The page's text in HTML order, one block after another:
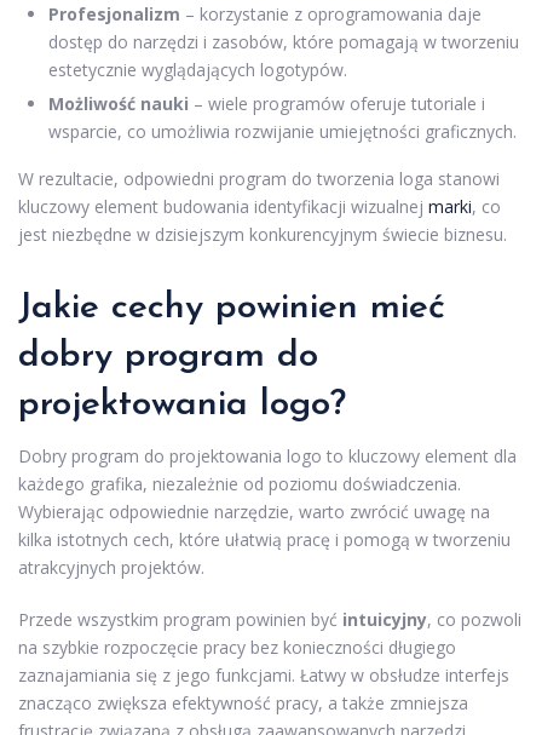
Profesjonalizm – korzystanie z oprogramowania daje
dostęp do narzędzi i zasobów, które pomagają w tworzeniu
estetycznie wyglądających logotypów.
Możliwość nauki – wiele programów oferuje tutoriale i
wsparcie, co umożliwia rozwijanie umiejętności graficznych.
W rezultacie, odpowiedni program do tworzenia loga stanowi
kluczowy element budowania identyfikacji wizualnej marki, co
jest niezbędne w dzisiejszym konkurencyjnym świecie biznesu.
Jakie cechy powinien mieć
dobry program do
projektowania logo?
Dobry program do projektowania logo to kluczowy element dla
każdego grafika, niezależnie od poziomu doświadczenia.
Wybierając odpowiednie narzędzie, warto zwrócić uwagę na
kilka istotnych cech, które ułatwią pracę i pomogą w tworzeniu
atrakcyjnych projektów.
Przede wszystkim program powinien być intuicyjny, co pozwoli
na szybkie rozpoczęcie pracy bez konieczności długiego
zaznajamiania się z jego funkcjami. Łatwy w obsłudze interfejs
znacząco zwiększa efektywność pracy, a także zmniejsza
frustrację związaną z obsługą zaawansowanych narzędzi